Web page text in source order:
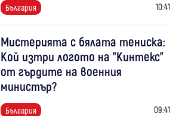
България 10:41
Мистерията с бялата тениска:
Кой изтри логото на "Кинтекс"
от гърдите на военния
министър?
България 09:41